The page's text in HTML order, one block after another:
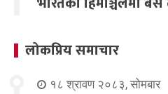
लोकप्रिय समाचार
१८ श्रावण २०८३, सोमबार